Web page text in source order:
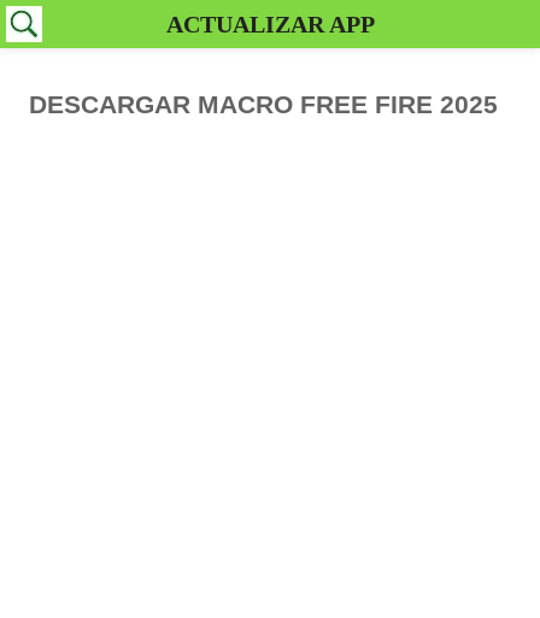
DESCARGAR MACRO FREE FIRE 2025
ACTUALIZAR APP